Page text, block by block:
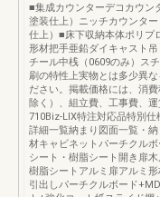
■集成カウンターデコカウン
塗装仕上）ニッチカウンタ
仕上）■床下収納本体ポリプ
形材把手亜鉛ダイキャスト
チール中桟（0609のみ）ス
刷の特性上実物とは多少異
ださい。掲載価格には、消
除く）、組立費、工事費、運
710Biz-LIX特注対応品特別
詳細一覧納まり図面一覧・
材キャビネットパーチクル
シート・樹脂シート開き扉
樹脂シートアルミ扉アルミ
引出しパーチクルボード